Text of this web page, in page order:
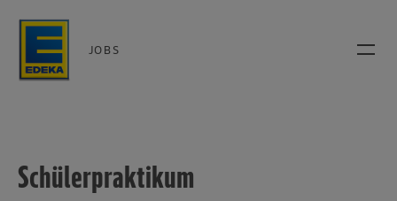
JOBS
Schülerpraktikum